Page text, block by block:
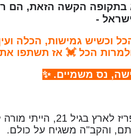
בתקופה הקשה הזאת, הם
-
וכשיש גמישות, הכלה
הכל 💓 אז תשתפו את
נס משמיים. ✨
אני מישל, בת 67 מאשקלון,
והקב"ה משגיח על כולם.